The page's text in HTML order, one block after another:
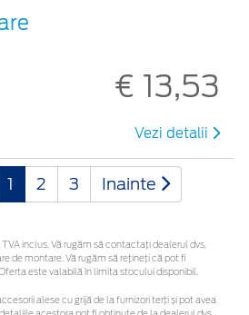
€ 13,53
Vezi detalii
1 2 3 Inainte
inclus. Vă rugăm să contactaţi dealerul dvs.
de montare. Vă rugăm să rețineți că pot fi
este valabilă în limita stocului disponibil.
alese cu grijă de la furnizori terți și pot avea